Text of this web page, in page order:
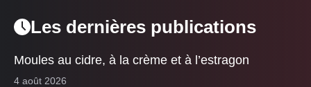
Les dernières publications
Moules au cidre, à la crème et à l’estragon
4 août 2026